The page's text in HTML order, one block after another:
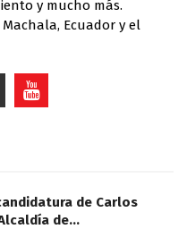
y mucho más.
Ecuador y el
de Carlos
de…